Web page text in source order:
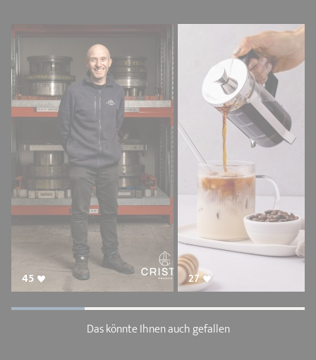
45 27
Das könnte Ihnen auch gefallen